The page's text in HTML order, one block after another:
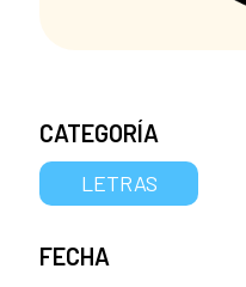
CATEGORÍA
LETRAS
FECHA